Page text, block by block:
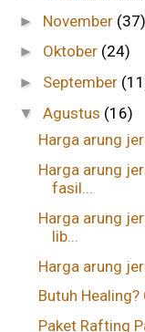
► November (37)
► Oktober (24)
► September
▼Agustus (16)
Harga arung
Harga arung
fasil...
Harga arung
lib...
Harga arung
Butuh
Paket Rafting